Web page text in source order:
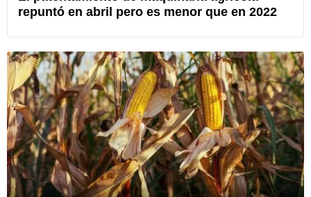
repuntó en abril pero es menor que en 2022